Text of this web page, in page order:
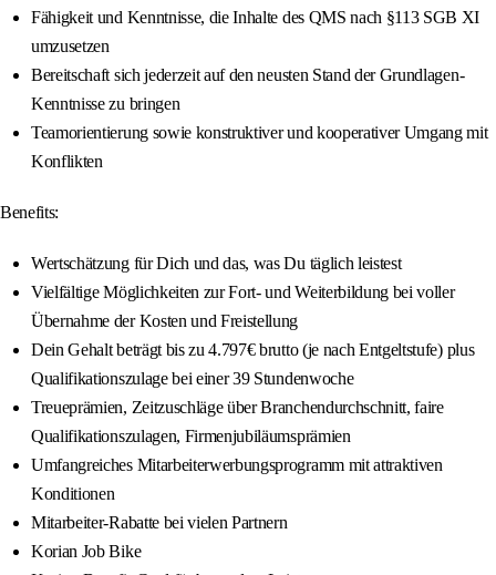
Fähigkeit und Kenntnisse, die Inhalte des QMS nach §113 SGB XI
umzusetzen
Bereitschaft sich jederzeit auf den neusten Stand der Grundlagen-
Kenntnisse zu bringen
Teamorientierung sowie konstruktiver und kooperativer Umgang mit
Konflikten
Benefits:
Wertschätzung für Dich und das, was Du täglich leistest
Vielfältige Möglichkeiten zur Fort- und Weiterbildung bei voller
Übernahme der Kosten und Freistellung
Dein Gehalt beträgt bis zu 4.797€ brutto (je nach Entgeltstufe) plus
Qualifikationszulage bei einer 39 Stundenwoche
Treueprämien, Zeitzuschläge über Branchendurchschnitt, faire
Qualifikationszulagen, Firmenjubiläumsprämien
Umfangreiches Mitarbeiterwerbungsprogramm mit attraktiven
Konditionen
Mitarbeiter-Rabatte bei vielen Partnern
Korian Job Bike